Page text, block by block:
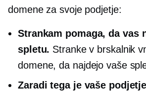
domene za svoje podjetje:
Strankam pomaga, da vas
spletu. Stranke v brskalnik
domene, da najdejo vaše
Zaradi tega je vaše